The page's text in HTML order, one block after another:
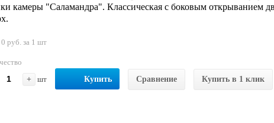
камеры "Саламандра". Классическая с боковым открыванием
руб. за 1 шт
+ шт Купить Сравнение Купить в 1 клик